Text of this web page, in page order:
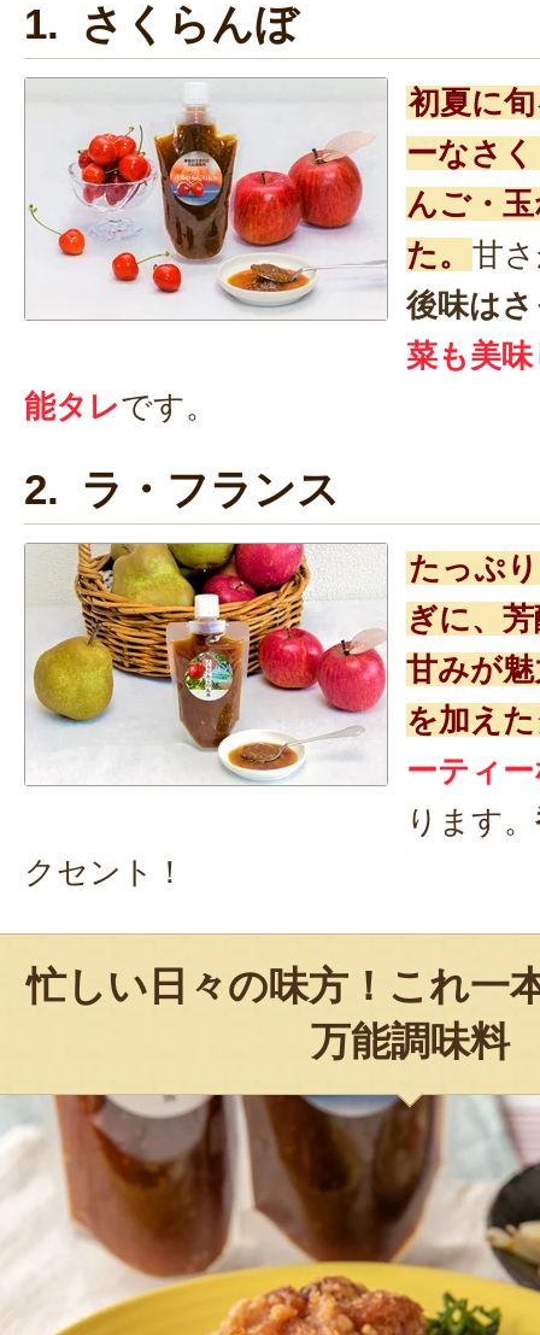
1. さくらんぼ
初夏に
ーなさ
んご・
た。 甘
後味は
菜も美
能タレです。
2. ラ・フランス
たっぷ
ぎに、
甘みが
を加え
ーティ
ります。
クセント！
忙しい日々の味方！これ一
万能調味料